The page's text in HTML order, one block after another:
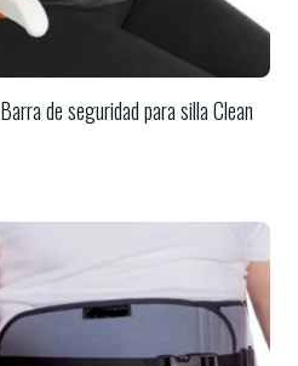
Barra de seguridad para silla Clean